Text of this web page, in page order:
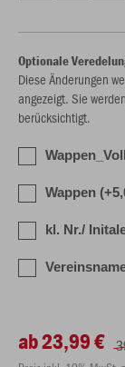
Optionale
Diese Änderungen
angezeigt. Sie
berücksichtigt.
Wappen
kl. Nr./
ab 23,99 €